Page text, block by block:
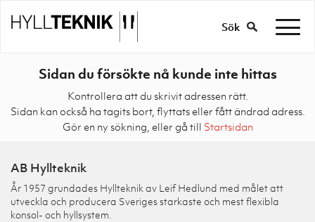
Sök
Sidan du försökte nå kunde inte hittas
Kontrollera att du skrivit adressen rätt.
Sidan kan också ha tagits bort, flyttats eller fått ändrad adress.
Gör en ny sökning, eller gå till Startsidan
AB Hyllteknik
År 1957 grundades Hyllteknik av Leif Hedlund med målet att
utveckla och producera Sveriges starkaste och mest flexibla
konsol- och hyllsystem.